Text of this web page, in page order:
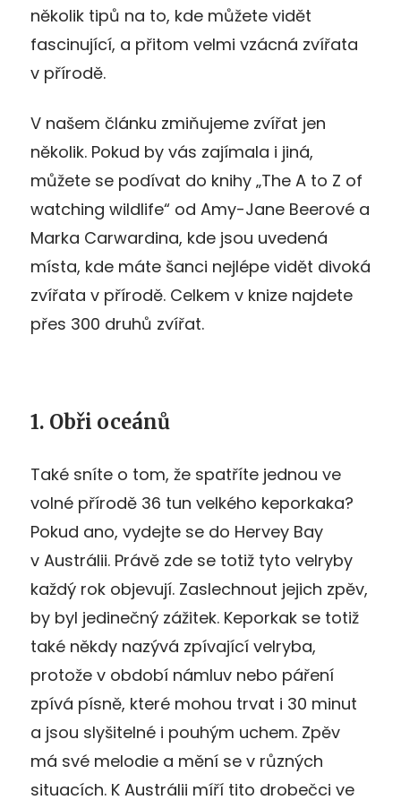
několik tipů na to, kde můžete vidět
fascinující, a přitom velmi vzácná zvířata
v přírodě.
V našem článku zmiňujeme zvířat jen
několik. Pokud by vás zajímala i jiná,
můžete se podívat do knihy „The A to Z of
watching wildlife“ od Amy-Jane Beerové a
Marka Carwardina, kde jsou uvedená
místa, kde máte šanci nejlépe vidět divoká
zvířata v přírodě. Celkem v knize najdete
přes 300 druhů zvířat.
1. Obři oceánů
Také sníte o tom, že spatříte jednou ve
volné přírodě 36 tun velkého keporkaka?
Pokud ano, vydejte se do Hervey Bay
v Austrálii. Právě zde se totiž tyto velryby
každý rok objevují. Zaslechnout jejich zpěv,
by byl jedinečný zážitek. Keporkak se totiž
také někdy nazývá zpívající velryba,
protože v období námluv nebo páření
zpívá písně, které mohou trvat i 30 minut
a jsou slyšitelné i pouhým uchem. Zpěv
má své melodie a mění se v různých
situacích. K Austrálii míří tito drobečci ve